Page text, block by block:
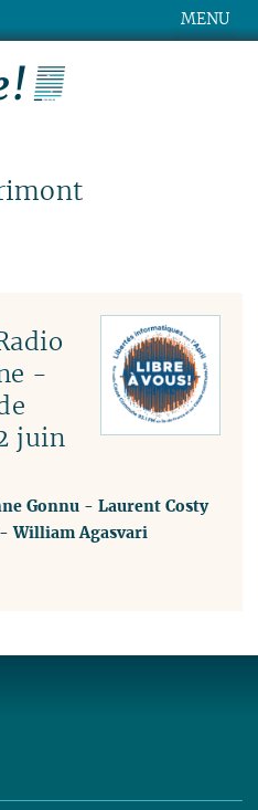
MENU
-
juin
Gonnu -Laurent Costy
-William Agasvari